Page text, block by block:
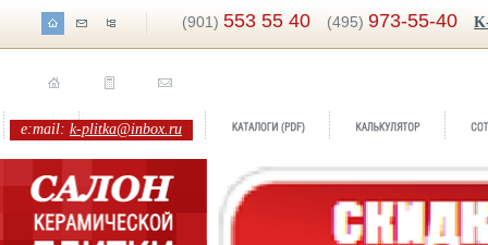
(901) 553 55 40 (495) 973-55-40
e:mail: k-plitka@inbox.ru